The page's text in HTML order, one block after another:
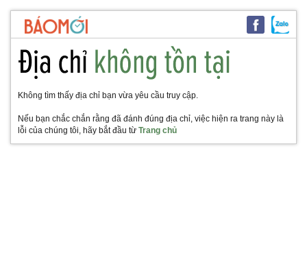
Không tìm thấy địa chỉ bạn vừa yêu cầu truy cập.
Nếu bạn chắc chắn rằng đã đánh đúng địa chỉ, việc hiện ra trang này là
lỗi của chúng tôi, hãy bắt đầu từ Trang chủ